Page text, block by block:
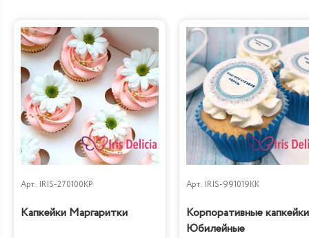
Арт. IRIS-270100KP
Капкейки Маргаритки
Арт. IRIS-991019KK
Корпоративные капкейки
Юбилейные